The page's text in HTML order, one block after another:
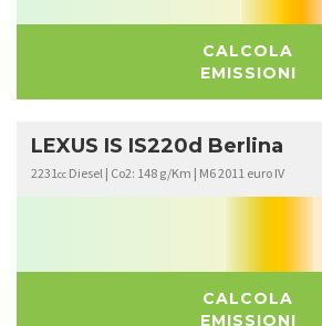
CALCOLA
EMISSIONI
LEXUS IS IS220d Berlina
2231cc Diesel | Co2: 148 g/Km | M6 2011 euro IV
CALCOLA
EMISSIONI